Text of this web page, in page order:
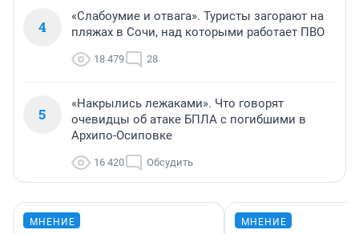
4
«Слабоумие и отвага». Туристы загорают на
пляжах в Сочи, над которыми работает ПВО
18 479 28
5
«Накрылись лежаками». Что говорят
очевидцы об атаке БПЛА с погибшими в
Архипо-Осиповке
16 420 Обсудить
МНЕНИЕ МНЕНИЕ